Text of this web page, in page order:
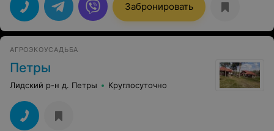
Забронировать
АГРОЭКОУСАДЬБА
Петры
Лидский р-н д. Петры Круглосуточно